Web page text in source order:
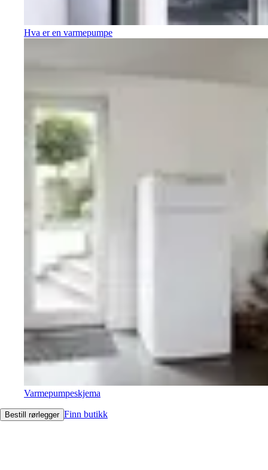
Hva er en varmepumpe
Varmepumpeskjema
Bestill rørlegger Finn butikk